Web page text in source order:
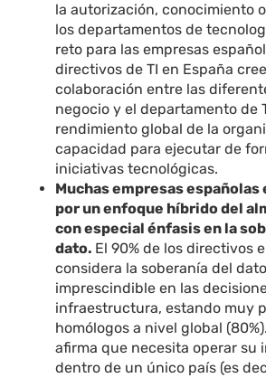
la autorización, conocimiento
los departamentos de
reto para las empresas
directivos de TI en España
colaboración entre las
negocio y el departamento de
rendimiento global de la
capacidad para ejecutar de
iniciativas tecnológicas.
Muchas empresas
por un enfoque híbrido del
con especial énfasis en la
dato. El 90% de los directivos
considera la soberanía del
imprescindible en las
infraestructura, estando muy
homólogos a nivel global
afirma que necesita operar su
dentro de un único país (es